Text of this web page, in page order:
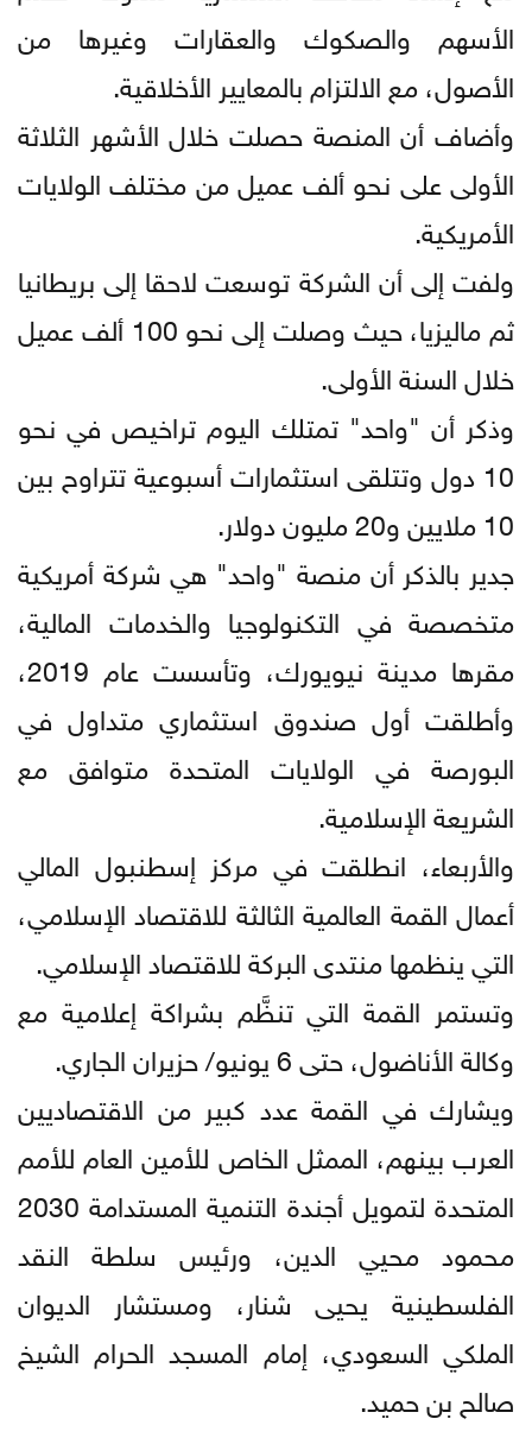
الأسهم والصكوك والعقارات وغيرها من
الأصول، مع الالتزام بالمعايير الأخلاقية.
وأضاف أن المنصة حصلت خلال الأشهر الثلاثة
الأولى على نحو ألف عميل من مختلف الولايات
الأمريكية.
ولفت إلى أن الشركة توسعت لاحقا إلى بريطانيا
ثم ماليزيا، حيث وصلت إلى نحو 100 ألف عميل
خلال السنة الأولى.
وذكر أن "واحد" تمتلك اليوم تراخيص في نحو
10 دول وتتلقى استثمارات أسبوعية تتراوح بين
10 ملايين و20 مليون دولار.
جدير بالذكر أن منصة "واحد" هي شركة أمريكية
متخصصة في التكنولوجيا والخدمات المالية،
مقرها مدينة نيويورك، وتأسست عام 2019،
وأطلقت أول صندوق استثماري متداول في
البورصة في الولايات المتحدة متوافق مع
الشريعة الإسلامية.
والأربعاء، انطلقت في مركز إسطنبول المالي
أعمال القمة العالمية الثالثة للاقتصاد الإسلامي،
التي ينظمها منتدى البركة للاقتصاد الإسلامي.
وتستمر القمة التي تنظَّم بشراكة إعلامية مع
وكالة الأناضول، حتى 6 يونيو/ حزيران الجاري.
ويشارك في القمة عدد كبير من الاقتصاديين
العرب بينهم، الممثل الخاص للأمين العام للأمم
المتحدة لتمويل أجندة التنمية المستدامة 2030
محمود محيي الدين، ورئيس سلطة النقد
الفلسطينية يحيى شنار، ومستشار الديوان
الملكي السعودي، إمام المسجد الحرام الشيخ
صالح بن حميد.